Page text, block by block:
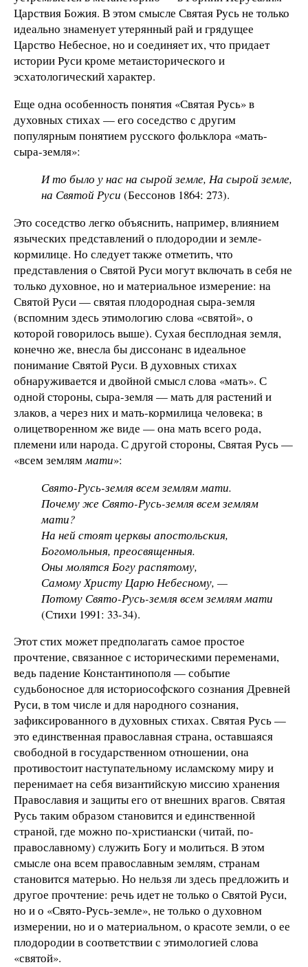
Царствия Божия. В этом смысле Святая Русь не только
идеально знаменует утерянный рай и грядущее
Царство Небесное, но и соединяет их, что придает
истории Руси кроме метаисторического и
эсхатологический характер.
Еще одна особенность понятия «Святая Русь» в
духовных стихах — его соседство с другим
популярным понятием русского фольклора «мать-
сыра-земля»:
И то было у нас на сырой земле, На сырой земле,
на Святой Руси (Бессонов 1864: 273).
Это соседство легко объяснить, например, влиянием
языческих представлений о плодородии и земле-
кормилице. Но следует также отметить, что
представления о Святой Руси могут включать в себя не
только духовное, но и материальное измерение: на
Святой Руси — святая плодородная сыра-земля
(вспомним здесь этимологию слова «святой», о
которой говорилось выше). Сухая бесплодная земля,
конечно же, внесла бы диссонанс в идеальное
понимание Святой Руси. В духовных стихах
обнаруживается и двойной смысл слова «мать». С
одной стороны, сыра-земля — мать для растений и
злаков, а через них и мать-кормилица человека; в
олицетворенном же виде — она мать всего рода,
племени или народа. С другой стороны, Святая Русь —
«всем земляммати»:
Свято-Русь-земля всем землям мати.
Почему же Свято-Русь-земля всем землям
мати?
На ней стоят церквы апостольския,
Богомольныя, преосвященныя.
Оны молятся Богу распятому,
Самому Христу Царю Небесному, —
Потому Свято-Русь-земля всем землям мати
(Стихи 1991: 33-34).
Этот стих может предполагать самое простое
прочтение, связанное с историческими переменами,
ведь падение Константинополя — событие
судьбоносное для историософского сознания Древней
Руси, в том числе и для народного сознания,
зафиксированного в духовных стихах. Святая Русь —
это единственная православная страна, оставшаяся
свободной в государственном отношении, она
противостоит наступательному исламскому миру и
перенимает на себя византийскую миссию хранения
Православия и защиты его от внешних врагов. Святая
Русь таким образом становится и единственной
страной, где можно по-христиански (читай, по-
православному) служить Богу и молиться. В этом
смысле она всем православным землям, странам
становится матерью. Но нельзя ли здесь предложить и
другое прочтение: речь идет не только о Святой Руси,
но и о «Свято-Русь-земле», не только о духовном
измерении, но и о материальном, о красоте земли, о ее
плодородии в соответствии с этимологией слова
«святой».